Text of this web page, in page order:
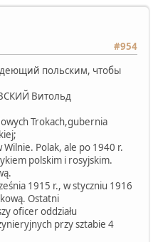
#954
польским, чтобы
Витольд
Trokach,gubernia
Wilnie. Polak, ale po 1940 r.
polskim i rosyjskim.
1915 r., w styczniu 1916
Ostatni
oficer oddziału
przy sztabie 4